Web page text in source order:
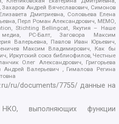
Андрей Вячеславович, Симонов
Дмитриевна, Соловьева Елена
Перл Роман Александрович, МЕМО,
Stichting Bellingcat, Якутия – Наше
РС-Балт, Заговора Максим
Валерьевна, Павлов Иван Юрьевич,
Максим Владимирович, Как бы
Иркутский союз библиофилов, Честные
Олег Александрович, Григорьева
Андрей Валерьевич , Гималова Регина
ru/documents/7755/ данные на
выполняющих функции